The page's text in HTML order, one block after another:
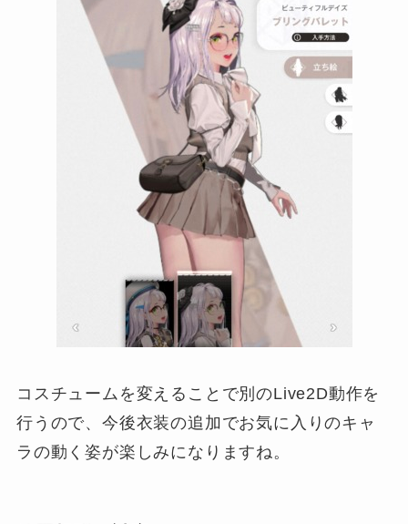
コスチュームを変えることで別のLive2D動作を
行うので、今後衣装の追加でお気に入りのキャ
ラの動く姿が楽しみになりますね。